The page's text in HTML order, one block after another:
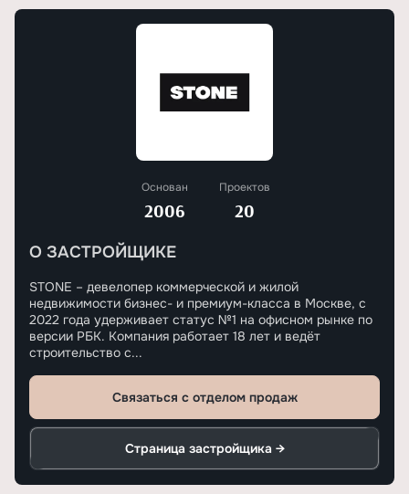
Основан
2006
Проектов
20
О ЗАСТРОЙЩИКЕ
STONE – девелопер коммерческой и жилой
недвижимости бизнес- и премиум-класса в Москве, с
2022 года удерживает статус №1 на офисном рынке по
версии РБК. Компания работает 18 лет и ведёт
строительство с...
Связаться с отделом продаж
Страница застройщика →